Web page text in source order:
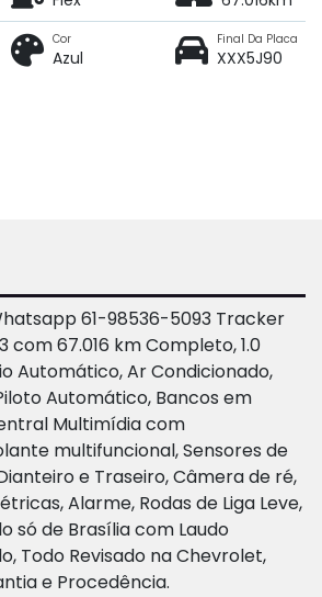
Cor
Azul
Final Da Placa
XXX5J90
61-98536-5093 Tracker
com 67.016 km Completo, 1.0
Automático, Ar Condicionado,
Automático, Bancos em
Multimídia com
multifuncional, Sensores de
e Traseiro, Câmera de ré,
Alarme, Rodas de Liga Leve,
só de Brasília com Laudo
Todo Revisado na Chevrolet,
e Procedência.